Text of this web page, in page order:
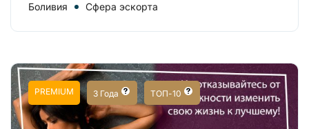
Боливия Сфера эскорта
PREMIUM 3 Года ТОП-10